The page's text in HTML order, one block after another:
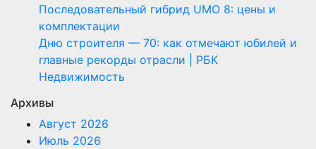
Последовательный гибрид UMO 8: цены и
комплектации
Дню строителя — 70: как отмечают юбилей и
главные рекорды отрасли | РБК
Недвижимость
Архивы
Август 2026
Июль 2026